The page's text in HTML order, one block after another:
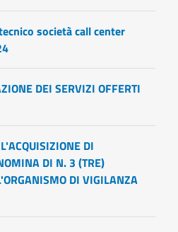
società call center
DEI SERVIZI OFFERTI
DI
DI N. 3 (TRE)
DI VIGILANZA